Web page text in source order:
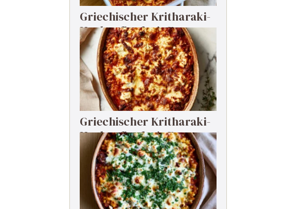
Griechischer Kritharaki-
Hackauflauf mit Feta
Griechischer Kritharaki-
Hackauflauf mit Feta